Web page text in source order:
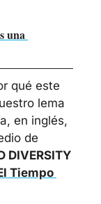
una
qué este
lema
en inglés,
de
DIVERSITY
Tiempo